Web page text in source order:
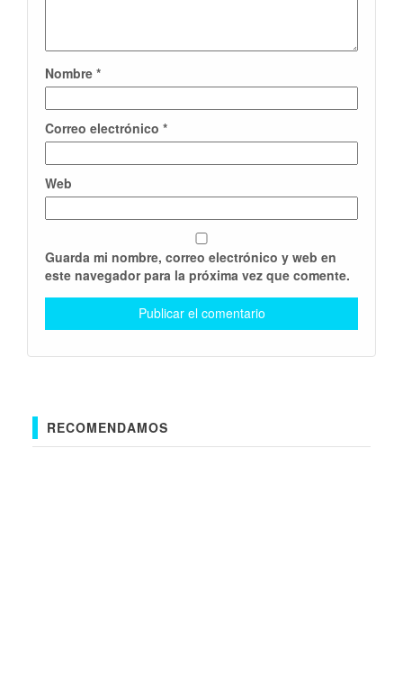
Nombre *
Correo electrónico *
Web
Guarda mi nombre, correo electrónico y web en
este navegador para la próxima vez que comente.
RECOMENDAMOS